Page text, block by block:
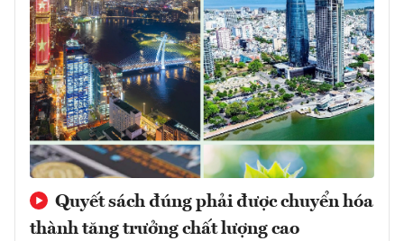
Quyết sách đúng phải được chuyển hóa
thành tăng trưởng chất lượng cao